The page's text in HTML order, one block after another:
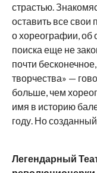
страстью.
оставить все свои
о хореографии, об
поиска еще не
почти
творчества» —
больше, чем
имя в историю
году. Но
Легендарный